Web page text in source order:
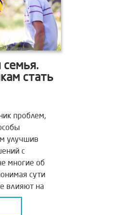
стать
проблем,
улучшив
с
многие об
сути
влияют на
на